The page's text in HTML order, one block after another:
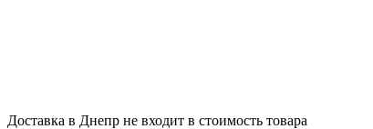
Доставка в Днепр не входит в стоимость товара